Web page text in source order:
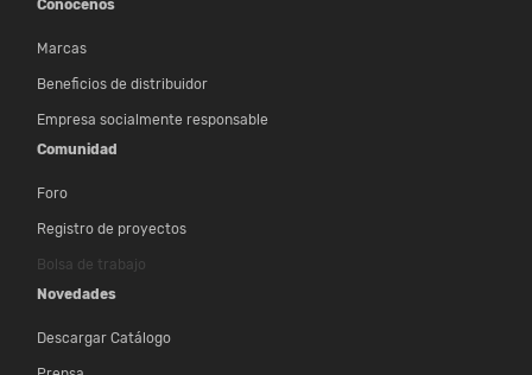
Conócenos
Marcas
Beneficios de distribuidor
Empresa socialmente responsable
Comunidad
Foro
Registro de proyectos
Bolsa de trabajo
Novedades
Descargar Catálogo